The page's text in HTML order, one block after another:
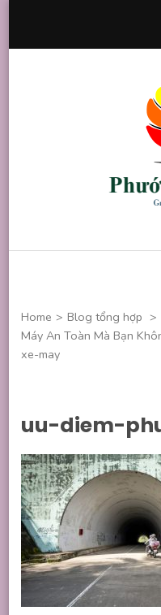
Home > Blog tổng hợp >
Máy An Toàn Mà Bạn
xe-may
uu-diem-